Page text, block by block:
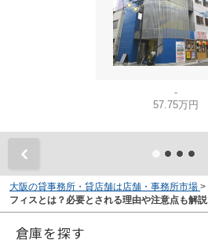
-
57.75万円
大阪の貸事務所・貸店舗は店舗・事務所市場 >
フィスとは？必要とされる理由や注意点も解説
倉庫を探す